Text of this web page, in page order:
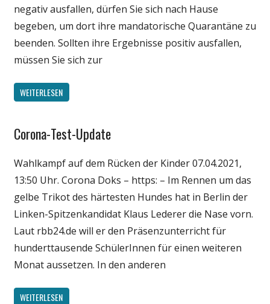
negativ ausfallen, dürfen Sie sich nach Hause
begeben, um dort ihre mandatorische Quarantäne zu
beenden. Sollten ihre Ergebnisse positiv ausfallen,
müssen Sie sich zur
WEITERLESEN
Gesellschaft
Politik
Wirtschaft
Wissenschaft
Corona-Test-Update
Wahlkampf auf dem Rücken der Kinder 07.04.2021,
13:50 Uhr. Corona Doks – https: – Im Rennen um das
gelbe Trikot des härtesten Hundes hat in Berlin der
Linken-Spitzenkandidat Klaus Lederer die Nase vorn.
Laut rbb24.de will er den Präsenzunterricht für
hunderttausende SchülerInnen für einen weiteren
Monat aussetzen. In den anderen
WEITERLESEN